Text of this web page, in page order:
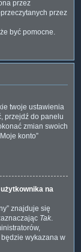
przez
przez
być pomocne.
twoje ustawienia
przejdź do panelu
zmian swoich
konto”
na
znajduje się
Tak.
wykazana w